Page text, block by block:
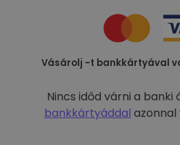
Vásárolj -t bankkártyával
Nincs időd várni a banki
bankkártyáddal